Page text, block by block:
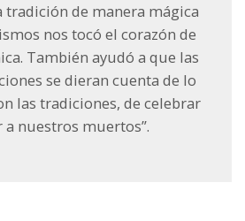
de manera mágica
nos tocó el corazón de
También ayudó a que las
se dieran cuenta de lo
las tradiciones, de celebrar
a nuestros muertos”.